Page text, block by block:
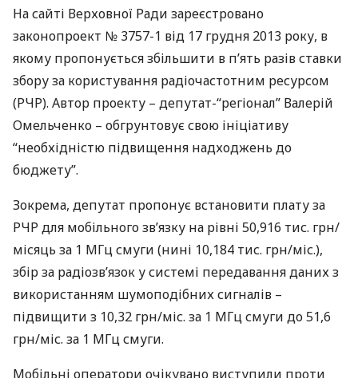
На сайті Верховної Ради зареєстровано
законопроект № 3757-1 від 17 грудня 2013 року, в
якому пропонується збільшити в п’ять разів ставки
збору за користування радіочастотним ресурсом
(РЧР). Автор проекту – депутат-“регіонал” Валерій
Омельченко – обгрунтовує свою ініціативу
“необхідністю підвищення надходжень до
бюджету”.
Зокрема, депутат пропонує встановити плату за
РЧРдля мобільного зв’язку на рівні 50,916 тис. грн/
місяць за 1 МГц смуги (нині 10,184 тис. грн/міс.),
збір за радіозв’язок у системі передавання даних з
використанням шумоподібних сигналів –
підвищити з 10,32 грн/міс. за 1 МГц смуги до 51,6
грн/міс. за 1 МГц смуги.
Мобільні оператори очікувано виступили проти